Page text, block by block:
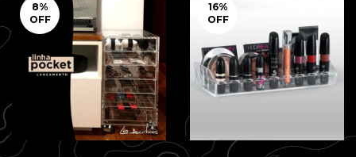
8%
OFF
16%
OFF